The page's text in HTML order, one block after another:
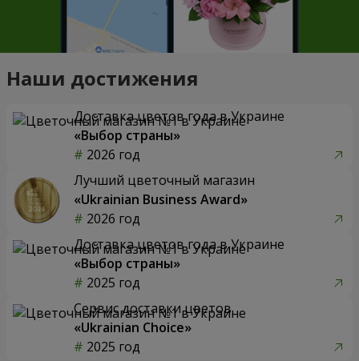
Наши достижения
Доставка цветов года в Украине
«Выбор страны»
2026 год
Лучший цветочный магазин
«Ukrainian Business Award»
2026 год
Доставка цветов года в Украине
«Выбор страны»
2025 год
Сервис доставки цветов
«Ukrainian Choice»
2025 год